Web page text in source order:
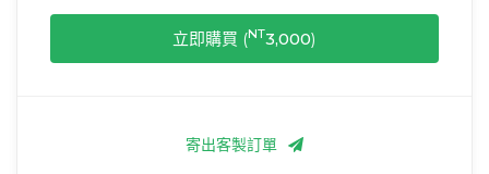
立即購買 (NT3,000)
寄出客製訂單